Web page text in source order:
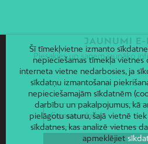
JAUNUMI E-
Piesakies un saņem jaunāko
Šī tīmekļvietne izmanto
nepieciešamas tīmekļa vietnes
interneta vietne nedarbosies, ja
sīkdatņu izmantošanai
nepieciešamajām sīkdatnēm
darbību un pakalpojumus, kā
pielāgotu saturu, šajā vietnē
sīkdatnes, kas analizē vietnes
apmeklējiet